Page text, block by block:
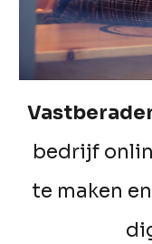
bedrijf
te maken en